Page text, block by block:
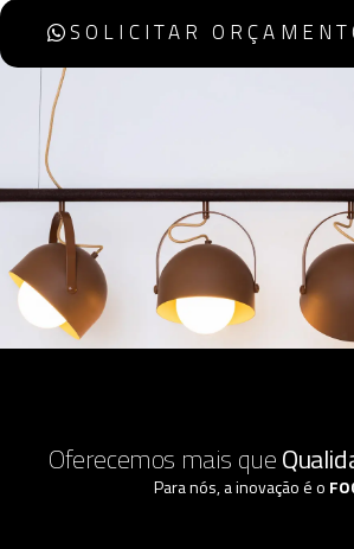
SOLICITAR
Oferecemos mais que
Para nós, a inovação é o